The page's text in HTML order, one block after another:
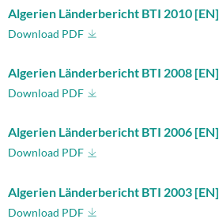
Algerien Länderbericht BTI 2010 [EN]
Download PDF
Algerien Länderbericht BTI 2008 [EN]
Download PDF
Algerien Länderbericht BTI 2006 [EN]
Download PDF
Algerien Länderbericht BTI 2003 [EN]
Download PDF